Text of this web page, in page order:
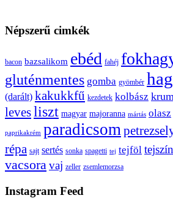
Népszerű cimkék
bacon bazsalikom ebéd fahéj
gluténmentes gomba gyömbér
(darált) kakukkfű kezdetek kolbász
levesliszt magyar majoranna mártás olasz
paprikakrém paradicsom
répa sajt sertés sonka spagetti tej tejföl tejszín
vacsoravaj zeller zsemlemorzsa
Instagram Feed